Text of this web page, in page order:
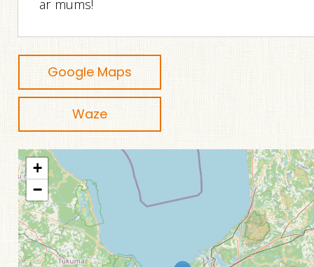
ar mums!
Google Maps
Waze
+
−